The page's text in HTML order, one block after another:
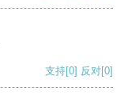
支持[0] 反对[0]